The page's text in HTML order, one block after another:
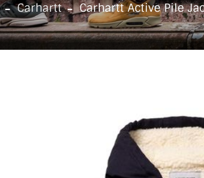
Carhartt Carhartt Active Pile